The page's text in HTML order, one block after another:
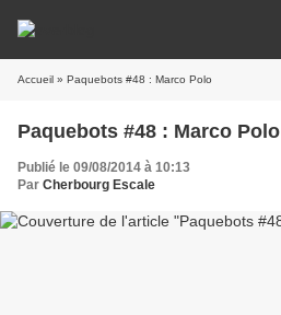
Accueil » Paquebots #48 : Marco Polo
Paquebots #48 : Marco Polo
Publié le 09/08/2014 à 10:13
Par Cherbourg Escale